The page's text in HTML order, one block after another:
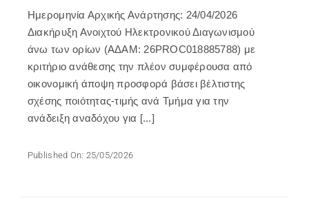
Ημερομηνία Αρχικής Ανάρτησης: 24/04/2026
Διακήρυξη Ανοιχτού Ηλεκτρονικού Διαγωνισμού
άνω των ορίων (ΑΔΑΜ: 26PROC018885788) με
κριτήριο ανάθεσης την πλέον συμφέρουσα από
οικονομική άποψη προσφορά βάσει βέλτιστης
σχέσης ποιότητας-τιμής ανά Τμήμα για την
ανάδειξη αναδόχου για [...]
Published On: 25/05/2026